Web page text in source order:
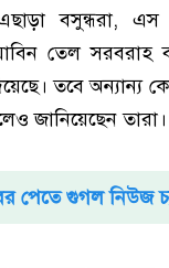
বসুন্ধরা,
তেল সরবরাহ
তবে অন্যান্য
জানিয়েছেন তারা।
পেতে গুগল নিউজ